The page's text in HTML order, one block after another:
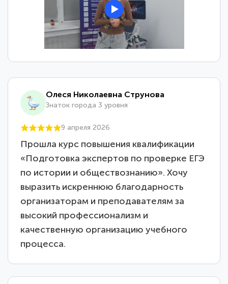
Олеся Николаевна Струнова
Знаток города 3 уровня
9 апреля 2026
Прошла курс повышения квалификации
«Подготовка экспертов по проверке ЕГЭ
по истории и обществознанию». Хочу
выразить искреннюю благодарность
организаторам и преподавателям за
высокий профессионализм и
качественную организацию учебного
процесса.